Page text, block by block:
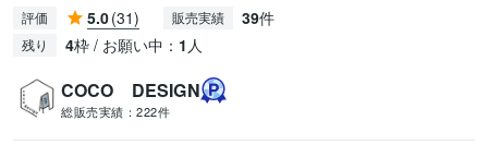
評価 5.0(31) 販売実績 39件
残り 4枠 / お願い中： 1 人
COCO DESIGN
総販売実績： 222件